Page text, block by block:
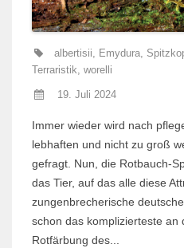
albertisii, Emydura,
Terraristik, worelli
19. Juli 2024
Immer wieder wird nach
lebhaften und nicht zu groß
gefragt. Nun, die Rotbauch-
das Tier, auf das alle diese
zungenbrecherische
schon das komplizierteste an
Rotfärbung des...